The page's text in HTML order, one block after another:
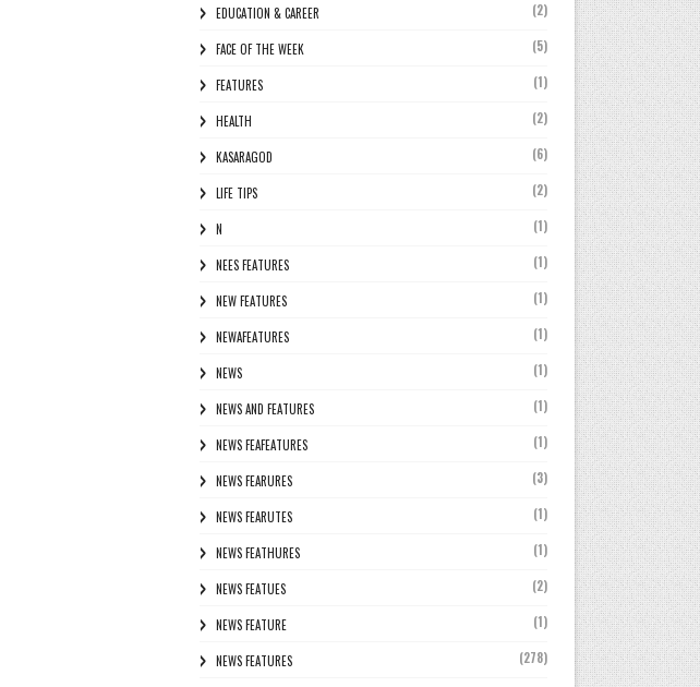
EDUCATION & CAREER (2)
FACE OF THE WEEK (5)
FEATURES (1)
HEALTH (2)
KASARAGOD (6)
LIFE TIPS (2)
N (1)
NEES FEATURES (1)
NEW FEATURES (1)
NEWAFEATURES (1)
NEWS (1)
NEWS AND FEATURES (1)
NEWS FEAFEATURES (1)
NEWS FEARURES (3)
NEWS FEARUTES (1)
NEWS FEATHURES (1)
NEWS FEATUES (2)
NEWS FEATURE (1)
NEWS FEATURES (278)